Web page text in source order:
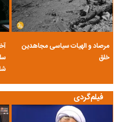
مرصاد و الهیات سیاسی مجاهدین
خلق
فیلم‌گردی